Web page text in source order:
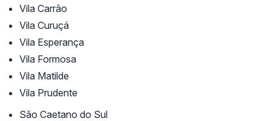
Vila Carrão
Vila Curuçá
Vila Esperança
Vila Formosa
Vila Matilde
Vila Prudente
São Caetano do Sul